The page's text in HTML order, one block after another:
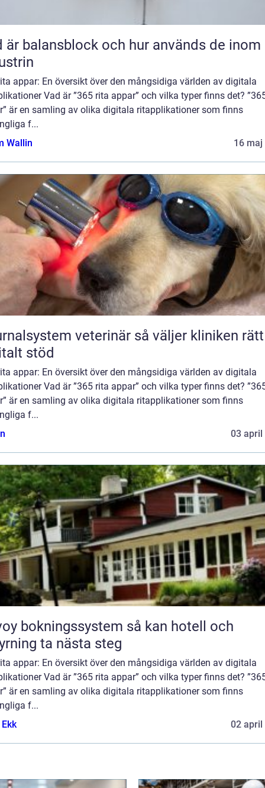
är balansblock och hur används de inom
appar: En översikt över den mångsidiga världen av digitala
Vad är ”365 rita appar” och vilka typer finns det?
är en samling av olika digitala ritapplikationer som finns
f...
Wallin
16 maj
veterinär så väljer kliniken rätt
stöd
appar: En översikt över den mångsidiga världen av digitala
Vad är ”365 rita appar” och vilka typer finns det?
är en samling av olika digitala ritapplikationer som finns
f...
03 april
så kan hotell och
ta nästa steg
appar: En översikt över den mångsidiga världen av digitala
Vad är ”365 rita appar” och vilka typer finns det?
är en samling av olika digitala ritapplikationer som finns
f...
02 april